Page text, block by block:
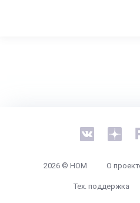
2026 © НОМ О
Тех. поддержка